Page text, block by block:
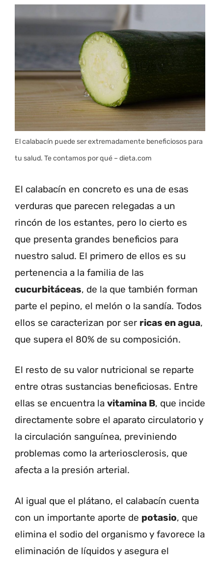
El calabacín puede ser extremadamente beneficiosos para
tu salud. Te contamos por qué – dieta.com
El calabacín en concreto es una de esas
verduras que parecen relegadas a un
rincón de los estantes, pero lo cierto es
que presenta grandes beneficios para
nuestro salud. El primero de ellos es su
pertenencia a la familia de las
cucurbitáceas, de la que también forman
parte el pepino, el melón o la sandía. Todos
ellos se caracterizan por ser ricas en agua,
que supera el 80% de su composición.
El resto de su valor nutricional se reparte
entre otras sustancias beneficiosas. Entre
ellas se encuentra la vitamina B, que incide
directamente sobre el aparato circulatorio y
la circulación sanguínea, previniendo
problemas como la arteriosclerosis, que
afecta a la presión arterial.
Al igual que el plátano, el calabacín cuenta
con un importante aporte de potasio, que
elimina el sodio del organismo y favorece la
eliminación de líquidos y asegura el